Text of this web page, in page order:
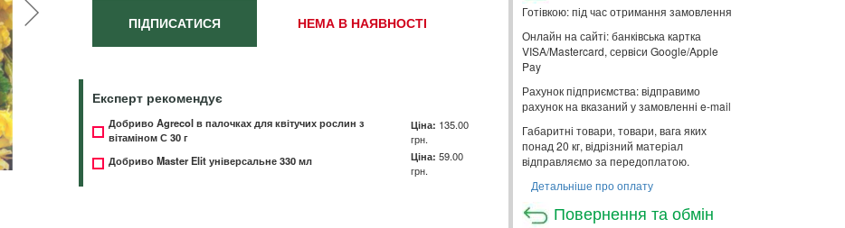
ПІДПИСАТИСЯ НЕМА В НАЯВНОСТІ
Експерт рекомендує
Добриво Agrecol в палочках для квітучих рослин з
вітаміном С 30 г
Ціна: 135.00
грн.
Добриво Master Elit універсальне 330 мл
Ціна: 59.00
грн.
Готівкою: під час отримання замовлення
Онлайн на сайті: банківська картка
VISA/Mastercard, сервіси Google/Apple
Pay
Рахунок підприємства: відправимо
рахунок на вказаний у замовленні e-mail
Габаритні товари, товари, вага яких
понад 20 кг, відрізний матеріал
відправляємо за передоплатою.
Детальніше про оплату
Повернення та обмін